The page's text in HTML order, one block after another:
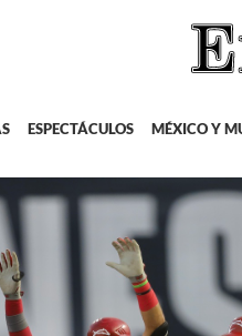
ESPECTÁCULOS MÉXICO Y